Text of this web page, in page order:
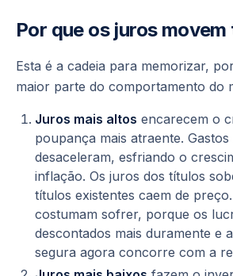
Por que os juros movem
Esta é a cadeia para memorizar,
maior parte do comportamento do
Juros mais altos encarecem o
poupança mais atraente.
desaceleram, esfriando o
inflação. Os juros dos títulos
títulos existentes caem de
costumam sofrer, porque os
descontados mais duramente e
segura agora concorre com a